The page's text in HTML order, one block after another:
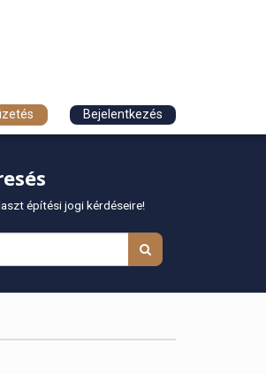
Bejelentkezés
építési jogi kérdéseire!